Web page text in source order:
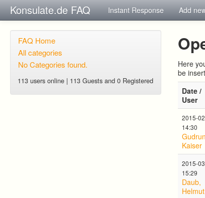
Konsulate.de FAQ Instant Response Add
FAQ Home
All categories
No Categories found.
113 users online | 113 Guests and 0 Registered
Here
be
Date /
User
2015-
14:30
Gudrun
Kaiser
2015-
15:29
Daub,
Helmut